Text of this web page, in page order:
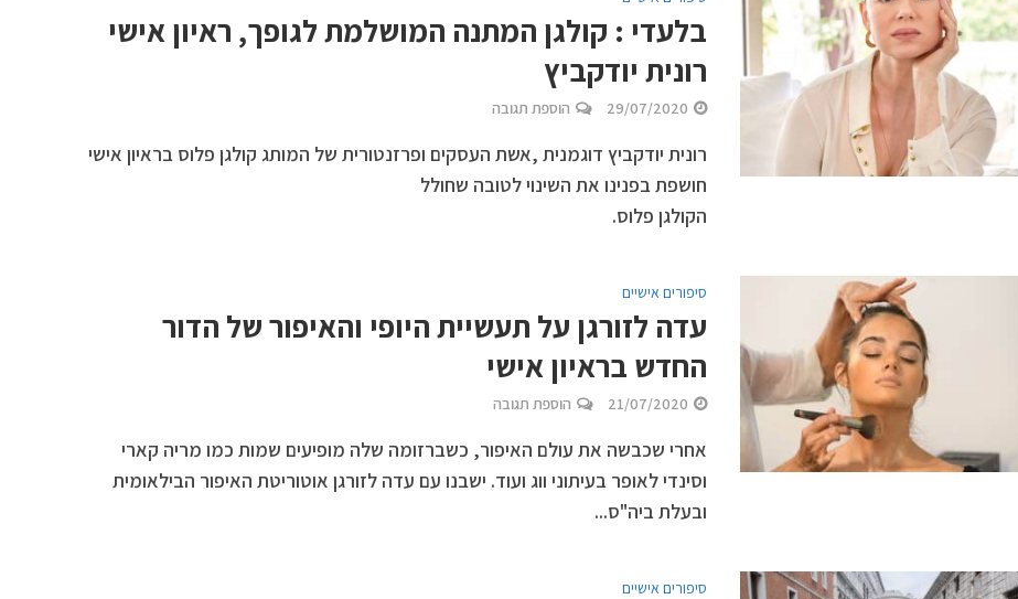
בלעדי : קולגן המתנה המושלמת לגופך, ראיון אישי
רונית יודקביץ
29/07/2020 הוספת תגובה
רונית יודקביץ דוגמנית ,אשת העסקים ופרזנטורית של המותג קולגן פלוס בראיון אישי
חושפת בפנינו את השינוי לטובה שחולל
הקולגן פלוס.
סיפורים אישיים
עדה לזורגן על תעשיית היופי והאיפור של הדור
החדש בראיון אישי
21/07/2020 הוספת תגובה
אחרי שכבשה את עולם האיפור, כשברזומה שלה מופיעים שמות כמו מריה קארי
וסינדי לאופר בעיתוני ווג ועוד. ישבנו עם עדה לזורגן אוטוריטת האיפור הבילאומית
ובעלת ביה"ס...
סיפורים אישיים